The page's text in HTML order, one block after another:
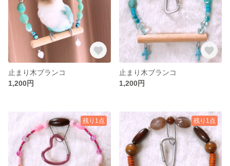
止まり木ブランコ
1,200円
止まり木ブランコ
1,200円
残り1点 残り1点